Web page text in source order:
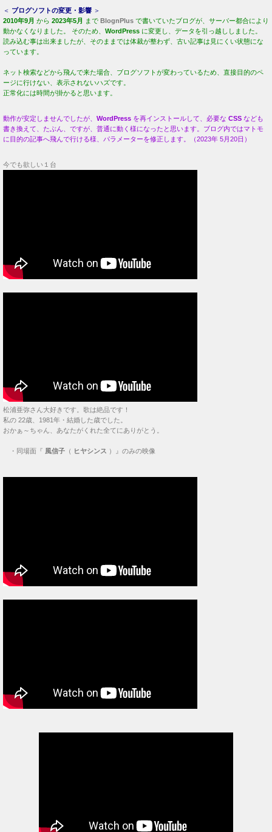
＜ ブログソフトの変更・影響 ＞
2010年9月 から 2023年5月 まで BlognPlus で書いていたブログが、サーバー都合により
動かなくなりました。 そのため、 WordPress に変更し、データを引っ越ししました。
読み込む事は出来ましたが、そのままでは体裁が整わず、古い記事は見にくい状態にな
っています。
ネット検索などから飛んで来た場合、ブログソフトが変わっているため、直接目的のペ
ージに行けない、表示されないハズです。
正常化には時間が掛かると思います。
動作が安定しませんでしたが、 WordPress を再インストールして、必要な CSS なども
書き換えて、たぶん、ですが、普通に動く様になったと思います。ブログ内ではマトモ
に目的の記事へ飛んで行ける様、パラメーターを修正します。（2023年 5月20日）
今でも欲しい１台
松浦亜弥さん大好きです。歌は絶品です！
私の 22歳、1981年・結婚した歳でした。
おかぁ～ちゃん、あなたがくれた全てにありがとう。
・ 同場面『 風信子 （ ヒヤシンス ）』のみの映像